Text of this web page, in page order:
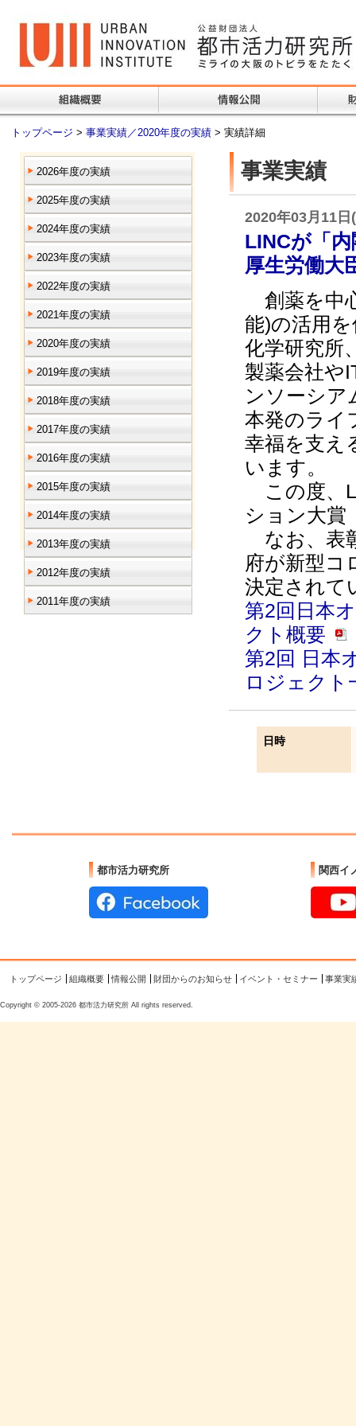
トップページ > 事業実績／2020年度の実績 > 実績詳細
2026年度の実績
2025年度の実績
2024年度の実績
2023年度の実績
2022年度の実績
2021年度の実績
2020年度の実績
2019年度の実績
2018年度の実績
2017年度の実績
2016年度の実績
2015年度の実績
2014年度の実績
2013年度の実績
2012年度の実績
2011年度の実績
事業実績
2020年03月11日
LINCが「
厚生労働大
創薬を中
能)の活用
化学研究所
製薬会社や
ンソーシア
本発のライ
幸福を⽀え
います。
この度、
ション大
なお、表
府が新型コ
決定されて
第2回日本
クト概要
第2回 日本
ロジェク
日時
都市活力研究所 関西イ
トップページ 組織概要 情報公開 財団からのお知らせ イベント・セミナー 事業実
Copyright © 2005-2026 都市活力研究所 All rights reserved.